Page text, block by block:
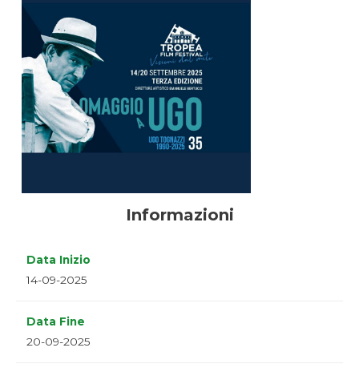
Informazioni
Data Inizio
14-09-2025
Data Fine
20-09-2025